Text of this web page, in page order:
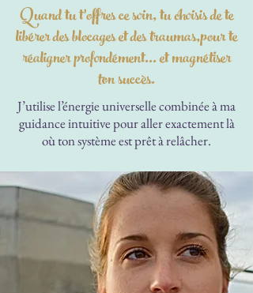
Quand tu t’offres ce soin, tu choisis de te
libérer des blocages et des traumas,pour te
réaligner profondément… et magnétiser
ton succès.
J’utilise l’énergie universelle combinée à ma
guidance intuitive pour aller exactement là
où ton système est prêt à relâcher.